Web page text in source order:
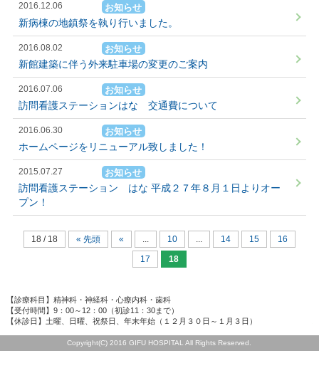
2016.12.06 お知らせ
新病棟の地鎮祭を執り行いました。
2016.08.02 お知らせ
新館建築に伴う外来駐車場の変更のご案内
2016.07.06 お知らせ
訪問看護ステーションはな 交通費について
2016.06.30 お知らせ
ホームページをリニューアル致しました！
2015.07.27 お知らせ
訪問看護ステーション はな 平成２７年８月１日よりオー
プン！
18 / 18 « 先頭 « 10 14 15 16
17 18
【診療科目】精神科・神経科・心療内科・歯科
【受付時間】9：00～12：00（初診11：30まで）
【休診日】土曜、日曜、祝祭日、年末年始（１２月３０日～１月３日）
Copyright(C) 2016 GIFU HOSPITAL All Rights Reserved.